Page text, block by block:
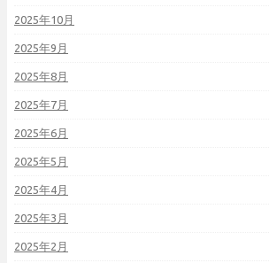
2025年10月
2025年9月
2025年8月
2025年7月
2025年6月
2025年5月
2025年4月
2025年3月
2025年2月